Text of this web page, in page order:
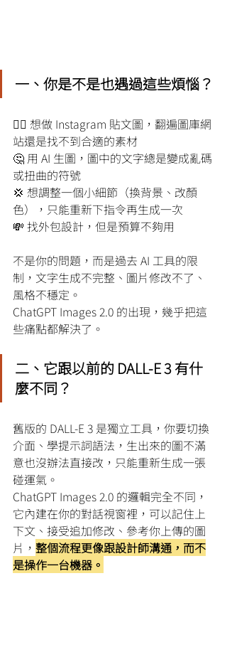
一、你是不是也遇過這些煩惱？
😮‍💨 想做 Instagram 貼文圖，翻遍圖庫網
站還是找不到合適的素材
🤔 用 AI 生圖，圖中的文字總是變成亂碼
或扭曲的符號
💢 想調整一個小細節（換背景、改顏
色），只能重新下指令再生成一次
💸 找外包設計，但是預算不夠用
不是你的問題，而是過去 AI 工具的限
制，文字生成不完整、圖片修改不了、
風格不穩定。
ChatGPT Images 2.0 的出現，幾乎把這
些痛點都解決了。
二、它跟以前的 DALL-E 3 有什
麼不同？
舊版的 DALL-E 3 是獨立工具，你要切換
介面、學提示詞語法，生出來的圖不滿
意也沒辦法直接改，只能重新生成一張
碰運氣。
ChatGPT Images 2.0 的邏輯完全不同，
它內建在你的對話視窗裡，可以記住上
下文、接受追加修改、參考你上傳的圖
片， 整個流程更像跟設計師溝通，而不
是操作一台機器。